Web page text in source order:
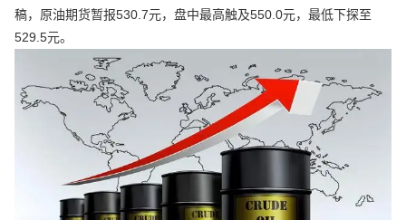
稿，原油期货暂报530.7元，盘中最高触及550.0元，最低下探至
529.5元。